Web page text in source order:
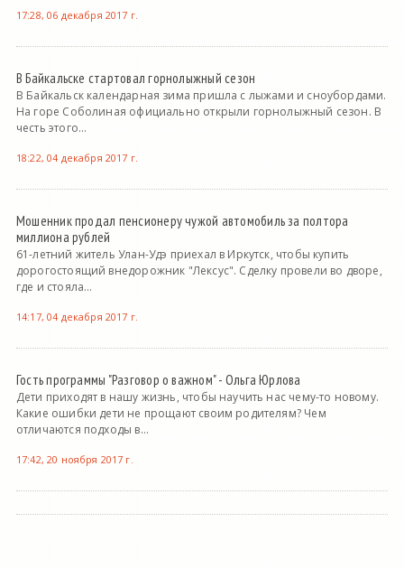
17:28, 06 декабря 2017 г.
В Байкальске стартовал горнолыжный сезон
В Байкальск календарная зима пришла с лыжами и сноубордами.
На горе Соболиная официально открыли горнолыжный сезон. В
честь этого...
18:22, 04 декабря 2017 г.
Мошенник продал пенсионеру чужой автомобиль за полтора
миллиона рублей
61-летний житель Улан-Удэ приехал в Иркутск, чтобы купить
дорогостоящий внедорожник "Лексус". Сделку провели во дворе,
где и стояла...
14:17, 04 декабря 2017 г.
Гость программы "Разговор о важном" - Ольга Юрлова
Дети приходят в нашу жизнь, чтобы научить нас чему-то новому.
Какие ошибки дети не прощают своим родителям? Чем
отличаются подходы в...
17:42, 20 ноября 2017 г.